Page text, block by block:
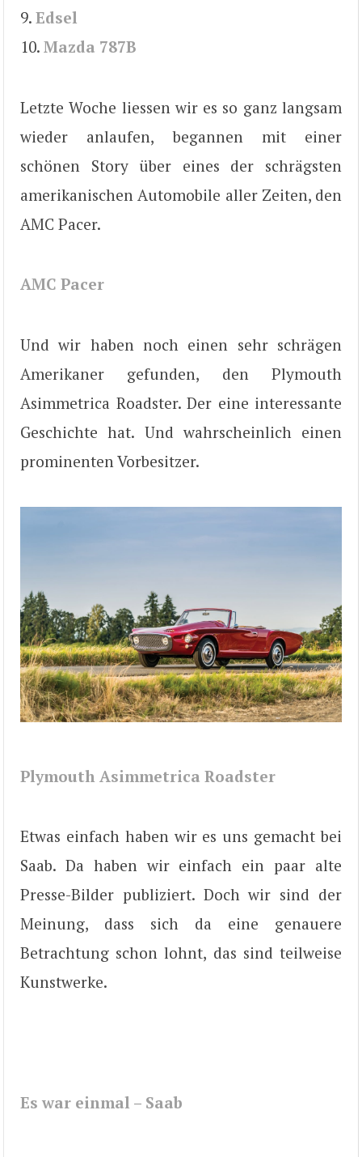
9. Edsel
10. Mazda 787B
Letzte Woche liessen wir es so ganz langsam
wieder anlaufen, begannen mit einer
schönen Story über eines der schrägsten
amerikanischen Automobile aller Zeiten, den
AMC Pacer.
AMC Pacer
Und wir haben noch einen sehr schrägen
Amerikaner gefunden, den Plymouth
Asimmetrica Roadster. Der eine interessante
Geschichte hat. Und wahrscheinlich einen
prominenten Vorbesitzer.
Plymouth Asimmetrica Roadster
Etwas einfach haben wir es uns gemacht bei
Saab. Da haben wir einfach ein paar alte
Presse-Bilder publiziert. Doch wir sind der
Meinung, dass sich da eine genauere
Betrachtung schon lohnt, das sind teilweise
Kunstwerke.
Es war einmal – Saab